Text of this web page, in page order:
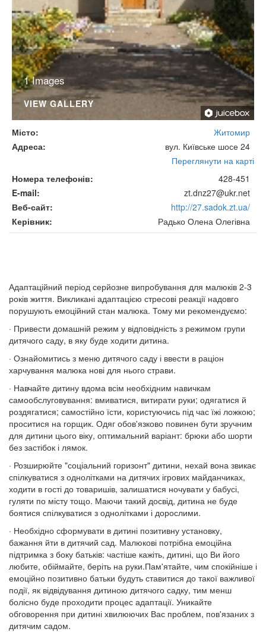
1 Images
VIEW GALLERY
Місто
Житомир
Адреса
вул. Київське шосе 24
Переглянути на карті
Номера телефонів
428-451
E-mail
zt.dnz27@ukr.net
Веб-сайт
http://27.sadok.zt.ua/
Керівник
Радько Олена Олегівна
Адаптаційний період серйозне випробування для малюків 2-3
років життя. Викликані адаптацією стресові реакції надовго
порушують емоційний стан малюка. Тому ми рекомендуємо:
· Привести домашній режим у відповідність з режимом групи
дитячого саду, в яку буде ходити дитина.
· Ознайомитись з меню дитячого саду і ввести в раціон
харчування малюка нові для нього страви.
· Навчайте дитину вдома всім необхідним навичкам
самообслуговування: вмиватися, витирати руки; одягатися й
роздягатися; самостійно їсти, користуючись під час їжі ложкою;
проситися на горщик. Одяг обов'язково повинен бути зручним
для дитини цього віку, оптимальний варіант: брюки або шорти
без застібок і лямок.
· Розширюйте "соціальний горизонт" дитини, нехай вона звикає
спілкуватися з однолітками на дитячих ігрових майданчиках,
ходити в гості до товаришів, залишатися ночувати у бабусі,
гуляти по місту тощо. Маючи такий досвід, дитина не буде
боятися спілкуватися з однолітками і дорослими.
· Необхідно сформувати в дитині позитивну установку,
бажання йти в дитячий сад. Малюкові потрібна емоційна
підтримка з боку батьків: частіше кажіть, дитині, що Ви його
любите, обіймайте, беріть на руки.Пам'ятайте, чим спокійніше і
емоційно позитивно батьки будуть ставитися до такої важливої
події, як відвідування дитиною дитячого садку, тим менш
болісно буде проходити процес адаптації. Уникайте
обговорення при дитині хвилюючих Вас проблем, пов'язаних з
дитячим садом.